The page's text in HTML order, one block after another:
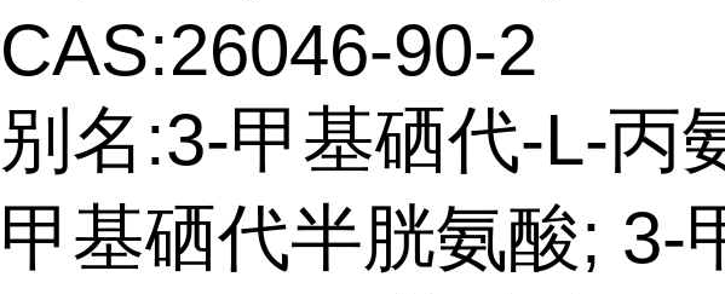
CAS:26046-90-2
别名:3-甲基硒代-L-丙
甲基硒代半胱氨酸; 3-